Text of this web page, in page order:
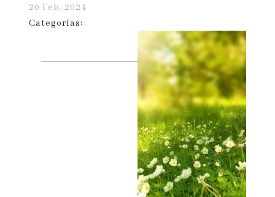
20 Feb, 2024
Categorías: